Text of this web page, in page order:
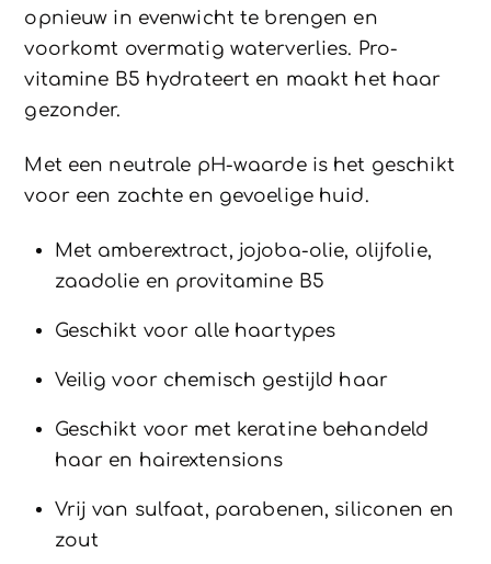
opnieuw in evenwicht te brengen en
voorkomt overmatig waterverlies. Pro-
vitamine B5 hydrateert en maakt het haar
gezonder.
Met een neutrale pH-waarde is het geschikt
voor een zachte en gevoelige huid.
Met amberextract, jojoba-olie, olijfolie,
zaadolie en provitamine B5
Geschikt voor alle haartypes
Veilig voor chemisch gestijld haar
Geschikt voor met keratine behandeld
haar en hairextensions
Vrij van sulfaat, parabenen, siliconen en
zout